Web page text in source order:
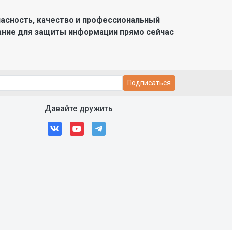
качество и профессиональный
для защиты информации прямо сейчас
Подписаться
Давайте дружить